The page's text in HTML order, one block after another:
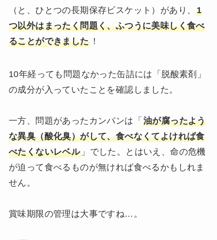
（と、ひとつの長期保存ビスケット）があり、1
つ以外はまったく問題く、ふつうに美味しく食べ
ることができました！
10年経っても問題なかった缶詰には「脱酸素剤」
の成分が入っていたことを確認しました。
一方、問題があったカンパンは「 油が腐ったよう
な異臭（酸化臭）がして、食べなくてよければ食
べたくないレベル 」でした。とはいえ、命の危機
が迫って食べるものが無ければ食べるかもしれま
せん。
賞味期限の管理は大事ですね…。